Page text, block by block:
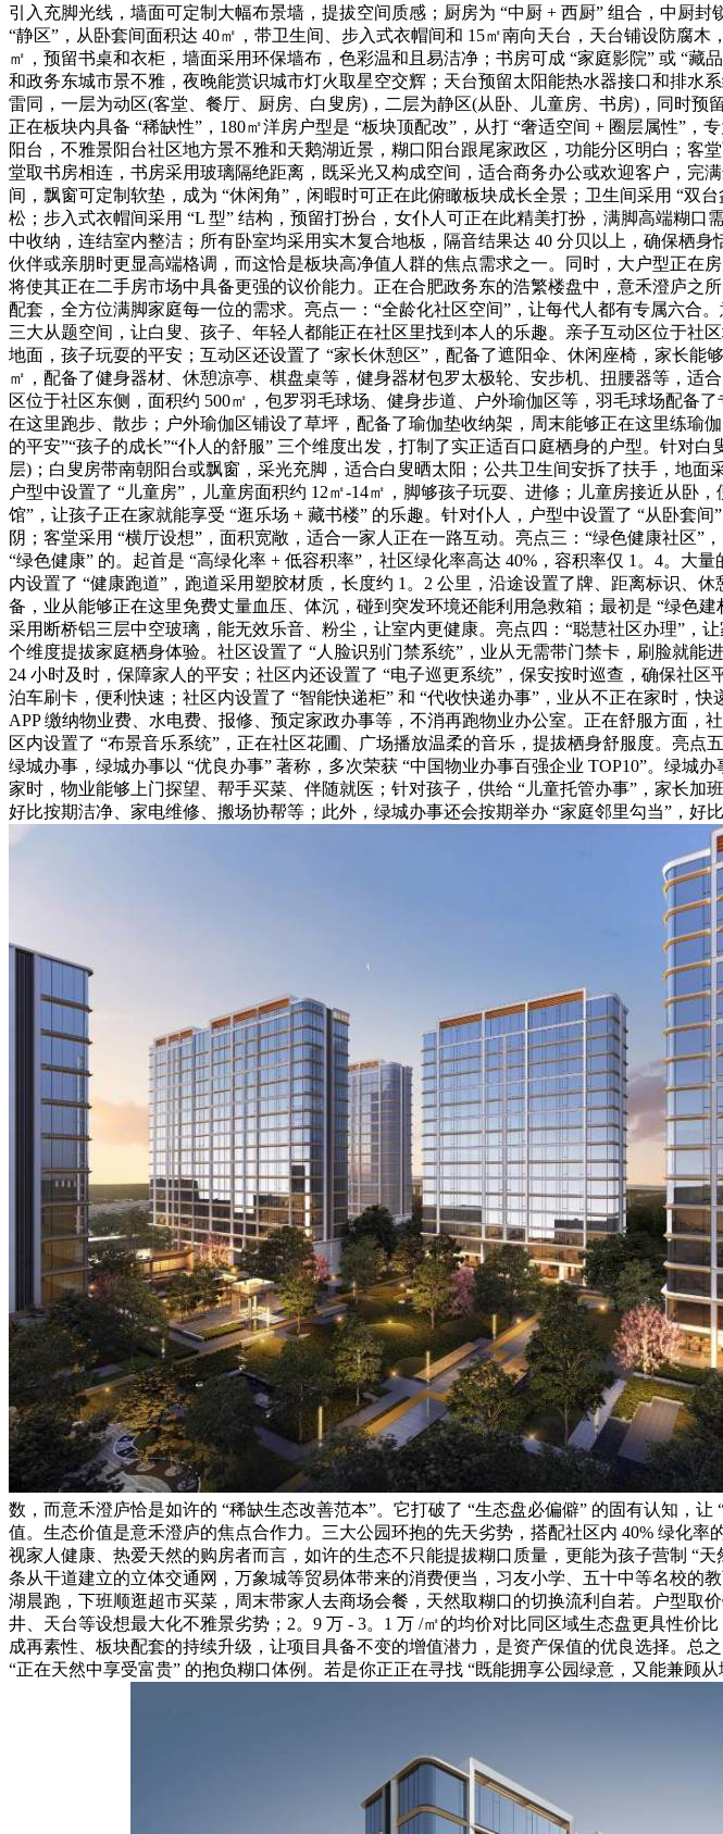
引入充脚光线，墙面可定制大幅布景墙，提拔空间质感；厨房为 “中厨 + 西厨” 组合，中厨
“静区”，从卧套间面积达 40㎡，带卫生间、步入式衣帽间和 15㎡南向天台，天台铺设防腐
㎡，预留书桌和衣柜，墙面采用环保墙布，色彩温和且易洁净；书房可成 “家庭影院” 或 “
和政务东城市景不雅，夜晚能赏识城市灯火取星空交辉；天台预留太阳能热水器接口和排
雷同，一层为动区(客堂、餐厅、厨房、白叟房)，二层为静区(从卧、儿童房、书房)，同时
正在板块内具备 “稀缺性”，180㎡洋房户型是 “板块顶配改”，从打 “奢适空间 + 圈层属性”
阳台，不雅景阳台社区地方景不雅和天鹅湖近景，糊口阳台跟尾家政区，功能分区明白；
堂取书房相连，书房采用玻璃隔绝距离，既采光又构成空间，适合商务办公或欢迎客户，完
间，飘窗可定制软垫，成为 “休闲角”，闲暇时可正在此俯瞰板块成长全景；卫生间采用 “双
松；步入式衣帽间采用 “L 型” 结构，预留打扮台，女仆人可正在此精美打扮，满脚高端糊
中收纳，连结室内整洁；所有卧室均采用实木复合地板，隔音结果达 40 分贝以上，确保栖
伙伴或亲朋时更显高端格调，而这恰是板块高净值人群的焦点需求之一。同时，大户型正在
将使其正在二手房市场中具备更强的议价能力。正在合肥政务东的浩繁楼盘中，意禾澄庐之
配套，全方位满脚家庭每一位的需求。亮点一：“全龄化社区空间”，让每代人都有专属六合
三大从题空间，让白叟、孩子、年轻人都能正在社区里找到本人的乐趣。亲子互动区位于
地面，孩子玩耍的平安；互动区还设置了 “家长休憩区”，配备了遮阳伞、休闲座椅，家长
㎡，配备了健身器材、休憩凉亭、棋盘桌等，健身器材包罗太极轮、安步机、扭腰器等，
区位于社区东侧，面积约 500㎡，包罗羽毛球场、健身步道、户外瑜伽区等，羽毛球场配备
在这里跑步、散步；户外瑜伽区铺设了草坪，配备了瑜伽垫收纳架，周末能够正在这里练瑜
的平安”“孩子的成长”“仆人的舒服” 三个维度出发，打制了实正适百口庭栖身的户型。针对
层)；白叟房带南朝阳台或飘窗，采光充脚，适合白叟晒太阳；公共卫生间安拆了扶手，地
户型中设置了 “儿童房”，儿童房面积约 12㎡-14㎡，脚够孩子玩耍、进修；儿童房接近从卧
馆”，让孩子正在家就能享受 “逛乐场 + 藏书楼” 的乐趣。针对仆人，户型中设置了 “从卧套
阴；客堂采用 “横厅设想”，面积宽敞，适合一家人正在一路互动。亮点三：“绿色健康社区
“绿色健康” 的。起首是 “高绿化率 + 低容积率”，社区绿化率高达 40%，容积率仅 1。4。
内设置了 “健康跑道”，跑道采用塑胶材质，长度约 1。2 公里，沿途设置了牌、距离标识、
备，业从能够正在这里免费丈量血压、体沉，碰到突发环境还能利用急救箱；最初是 “绿色
采用断桥铝三层中空玻璃，能无效乐音、粉尘，让室内更健康。亮点四：“聪慧社区办理”，
个维度提拔家庭栖身体验。社区设置了 “人脸识别门禁系统”，业从无需带门禁卡，刷脸就
24 小时及时，保障家人的平安；社区内还设置了 “电子巡更系统”，保安按时巡查，确保社
泊车刷卡，便利快速；社区内设置了 “智能快递柜” 和 “代收快递办事”，业从不正在家时，
APP 缴纳物业费、水电费、报修、预定家政办事等，不消再跑物业办公室。正在舒服方面
区内设置了 “布景音乐系统”，正在社区花圃、广场播放温柔的音乐，提拔栖身舒服度。亮
绿城办事，绿城办事以 “优良办事” 著称，多次荣获 “中国物业办事百强企业 TOP10”。绿城
家时，物业能够上门探望、帮手买菜、伴随就医；针对孩子，供给 “儿童托管办事”，家长
好比按期洁净、家电维修、搬场协帮等；此外，绿城办事还会按期举办 “家庭邻里勾当”，好
数，而意禾澄庐恰是如许的 “稀缺生态改善范本”。它打破了 “生态盘必偏僻” 的固有认知，
值。生态价值是意禾澄庐的焦点合作力。三大公园环抱的先天劣势，搭配社区内 40% 绿化
视家人健康、热爱天然的购房者而言，如许的生态不只能提拔糊口质量，更能为孩子营制 “
条从干道建立的立体交通网，万象城等贸易体带来的消费便当，习友小学、五十中等名校的
湖晨跑，下班顺逛超市买菜，周末带家人去商场会餐，天然取糊口的切换流利自若。户型取
井、天台等设想最大化不雅景劣势；2。9 万 - 3。1 万 /㎡的均价对比同区域生态盘更具性价
成再素性、板块配套的持续升级，让项目具备不变的增值潜力，是资产保值的优良选择。总
“正在天然中享受富贵” 的抱负糊口体例。若是你正正在寻找 “既能拥享公园绿意，又能兼